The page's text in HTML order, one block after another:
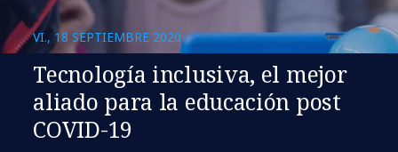
VI., 18 SEPTIEMBRE 2020
Tecnología inclusiva, el mejor
aliado para la educación post
COVID-19